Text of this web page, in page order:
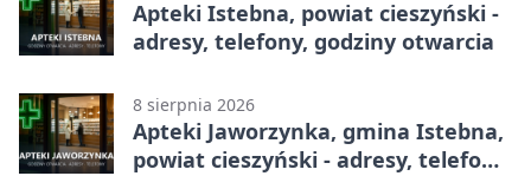
Apteki Istebna, powiat cieszyński -
adresy, telefony, godziny otwarcia
8 sierpnia 2026
Apteki Jaworzynka, gmina Istebna,
powiat cieszyński - adresy, telefony,